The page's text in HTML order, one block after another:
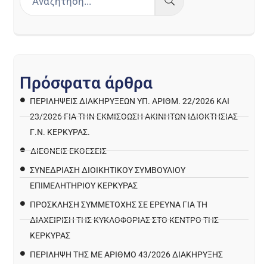
Πρόσφατα άρθρα
ΠΕΡΙΛΉΨΕΙΣ ΔΙΑΚΗΡΎΞΕΩΝ ΥΠ. ΑΡΙΘΜ. 22/2026 ΚΑΙ
23/2026 ΓΙΑ ΤΗΝ ΕΚΜΊΣΘΩΣΗ ΑΚΙΝΉΤΩΝ ΙΔΙΟΚΤΗΣΊΑΣ
Γ.Ν. ΚΈΡΚΥΡΑΣ.
ΔΙΕΘΝΕΙΣ ΕΚΘΕΣΕΙΣ
ΣΥΝΕΔΡΙΑΣΗ ΔΙΟΙΚΗΤΙΚΟΥ ΣΥΜΒΟΥΛΙΟΥ
ΕΠΙΜΕΛΗΤΗΡΙΟΥ ΚΕΡΚΥΡΑΣ
ΠΡΌΣΚΛΗΣΗ ΣΥΜΜΕΤΟΧΉΣ ΣΕ ΈΡΕΥΝΑ ΓΙΑ ΤΗ
ΔΙΑΧΕΊΡΙΣΗ ΤΗΣ ΚΥΚΛΟΦΟΡΊΑΣ ΣΤΟ ΚΈΝΤΡΟ ΤΗΣ
ΚΈΡΚΥΡΑΣ
ΠΕΡΙΛΗΨΗ ΤΗΣ ΜΕ ΑΡΙΘΜΟ 43/2026 ΔΙΑΚΗΡΥΞΗΣ